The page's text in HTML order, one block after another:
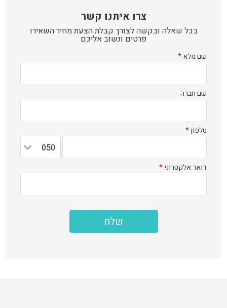
צרו איתנו קשר
בכל שאלה ובקשה לצורך קבלת הצעת מחיר השאירו
פרטים ונשוב אליכם
שם מלא*
שם חברה
טלפון*
050
דואר אלקטרוני*
שלח